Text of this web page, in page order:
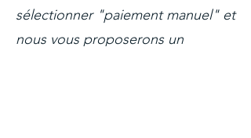
sélectionner "paiement manuel" et
nous vous proposerons un